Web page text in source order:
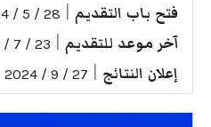
فتح باب التقديم 28 / 5 / 2024
آخر موعد للتقديم 23 / 7 / 2024
إعلان النتائج 27 / 9 / 2024